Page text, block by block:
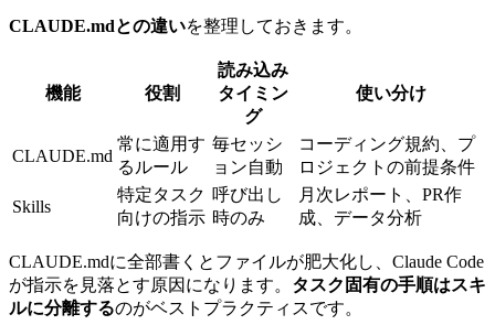
CLAUDE.mdとの違いを整理しておきます。
機能 役割
読み込み
タイミン
グ
使い分け
CLAUDE.md
常に適用す
るルール
毎セッシ
ョン自動
コーディング規約、プ
ロジェクトの前提条件
Skills
特定タスク
向けの指示
呼び出し
時のみ
月次レポート、PR作
成、データ分析
CLAUDE.mdに全部書くとファイルが肥大化し、Claude Code
が指示を見落とす原因になります。 タスク固有の手順はスキ
ルに分離するのがベストプラクティスです。